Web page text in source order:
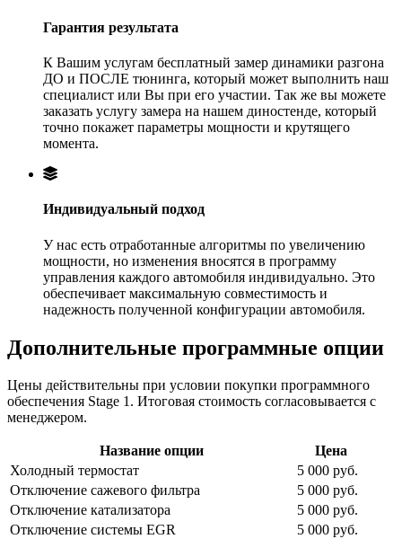
Гарантия результата
К Вашим услугам бесплатный замер динамики разгона
ДО и ПОСЛЕ тюнинга, который может выполнить наш
специалист или Вы при его участии. Так же вы можете
заказать услугу замера на нашем диностенде, который
точно покажет параметры мощности и крутящего
момента.
Индивидуальный подход
У нас есть отработанные алгоритмы по увеличению
мощности, но изменения вносятся в программу
управления каждого автомобиля индивидуально. Это
обеспечивает максимальную совместимость и
надежность полученной конфигурации автомобиля.
Дополнительные программные опции
Цены действительны при условии покупки программного
обеспечения Stage 1. Итоговая стоимость согласовывается с
менеджером.
Название опции
Цена
Холодный термостат
5 000 руб.
Отключение сажевого фильтра
5 000 руб.
Отключение катализатора
5 000 руб.
Отключение системы EGR
5 000 руб.